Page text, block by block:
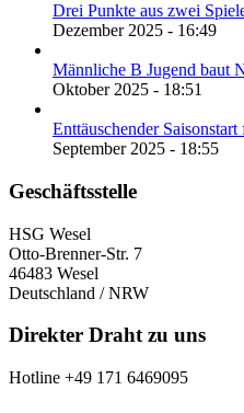
Drei Punkte aus zwei
Dezember 2025 - 16:49
Männliche B Jugend baut
Oktober 2025 - 18:51
Enttäuschender
September 2025 - 18:55
Geschäftsstelle
HSG Wesel
Otto-Brenner-Str. 7
46483 Wesel
Deutschland / NRW
Direkter Draht zu uns
Hotline +49 171 6469095